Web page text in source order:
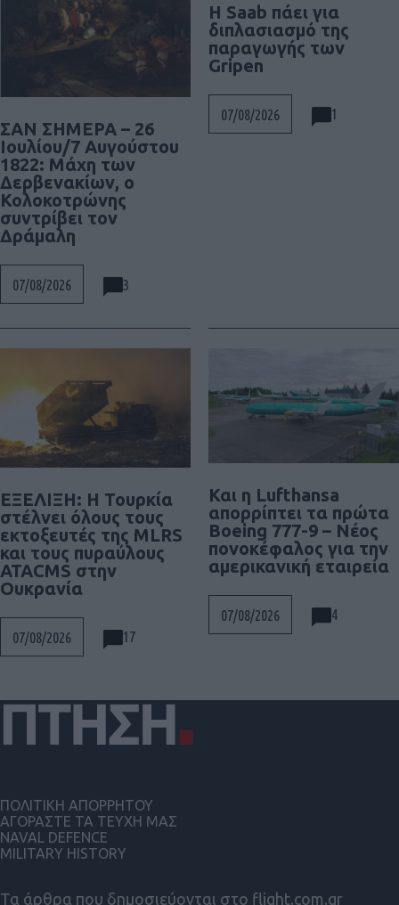
ΣΑΝ ΣΗΜΕΡΑ – 26
Ιουλίου/7 Αυγούστου
1822: Μάχη των
Δερβενακίων, ο
Κολοκοτρώνης
συντρίβει τον
Δράμαλη
07/08/2026 3
H Saab πάει για
διπλασιασμό της
παραγωγής των
Gripen
07/08/2026 1
ΕΞΕΛΙΞΗ: H Τουρκία
στέλνει όλους τους
εκτοξευτές της MLRS
και τους πυραύλους
ATACMS στην
Ουκρανία
07/08/2026 17
Και η Lufthansa
απορρίπτει τα πρώτα
Boeing 777-9 – Νέος
πονοκέφαλος για την
αμερικανική εταιρεία
07/08/2026 4
Τα άρθρα που δημοσιεύονται στο flight.com.gr
ΠΟΛΙΤΙΚΗ ΑΠΟΡΡΗΤΟΥ
ΑΓΟΡΑΣΤΕ ΤΑ ΤΕΥΧΗ ΜΑΣ
NAVAL DEFENCE
MILITARY HISTORY